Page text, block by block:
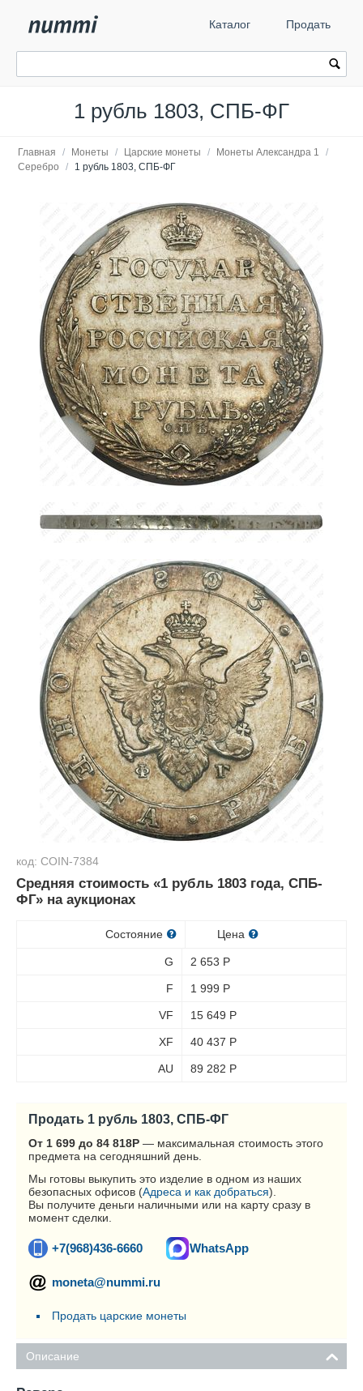
Каталог Продать
1 рубль 1803, СПБ-ФГ
Главная / Монеты / Царские монеты / Монеты Александра 1
/
Серебро
/ 1 рубль 1803, СПБ-ФГ
код: COIN-7384
Средняя стоимость «1 рубль 1803 года, СПБ-
ФГ» на аукционах
Состояние Цена
G 2 653 Р
F 1 999 Р
VF 15 649 Р
XF 40 437 Р
AU 89 282 Р
Продать 1 рубль 1803, СПБ-ФГ
От 1 699 до 84 818Р — максимальная стоимость этого
предмета на сегодняшний день.
Мы готовы выкупить это изделие в одном из наших
безопасных офисов (Адреса и как добраться).
Вы получите деньги наличными или на карту сразу в
момент сделки.
+7(968)436-6660 WhatsApp
moneta@nummi.ru
Продать царские монеты
Описание